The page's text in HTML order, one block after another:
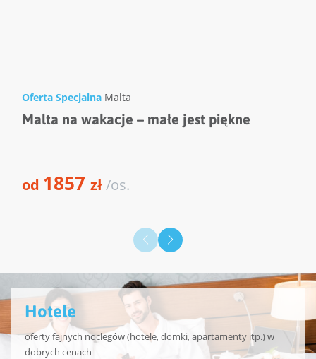
Oferta Specjalna Malta
Malta na wakacje – małe jest piękne
od 1857 zł/os.
Hotele
oferty fajnych noclegów (hotele, domki, apartamenty itp.) w
dobrych cenach